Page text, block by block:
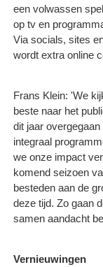
een volwassen
op tv en
Via socials, sites
wordt extra online
Frans Klein: 'We
beste naar het
dit jaar
integraal
we onze impact
komend seizoen
besteden aan de
deze tijd. Zo gaan
samen aandacht
Vernieuwingen